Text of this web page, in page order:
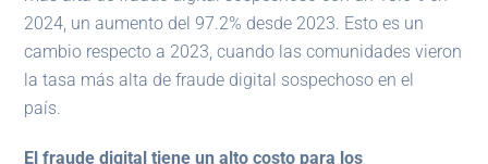
2024, un aumento del 97.2% desde 2023. Esto es un
cambio respecto a 2023, cuando las comunidades vieron
la tasa más alta de fraude digital sospechoso en el
país.
El fraude digital tiene un alto costo para los